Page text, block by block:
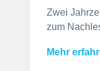
Zwei
zum
Mehr